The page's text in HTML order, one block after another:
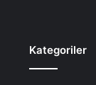
Kategoriler